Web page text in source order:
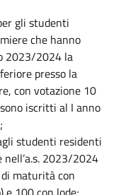
gli studenti
che hanno
2023/2024 la
presso la
con votazione 10
iscritti al I anno
studenti residenti
2023/2024
maturità con